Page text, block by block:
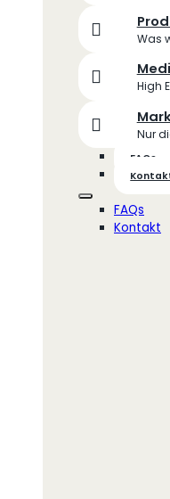
Was
High
Nur
FAQs
FAQs
Kontakt